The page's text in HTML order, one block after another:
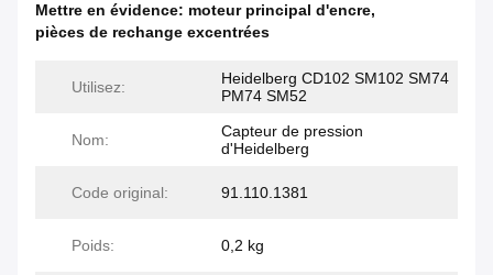
Mettre en évidence: moteur principal d'encre,
pièces de rechange excentrées
Utilisez:
Heidelberg CD102 SM102 SM74
PM74 SM52
Nom:
Capteur de pression
d'Heidelberg
Code original: 91.110.1381
Poids: 0,2 kg